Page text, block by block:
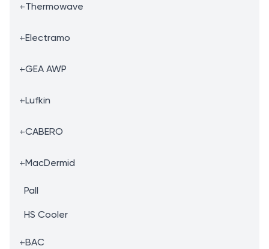
+Thermowave
+Electramo
+GEA AWP
+Lufkin
+CABERO
+MacDermid
Pall
HS Cooler
+BAC